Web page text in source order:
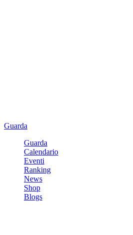
Guarda
Guarda
Calendario
Eventi
Ranking
News
Shop
Blogs